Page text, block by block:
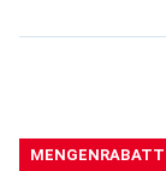
MENGENRABATT